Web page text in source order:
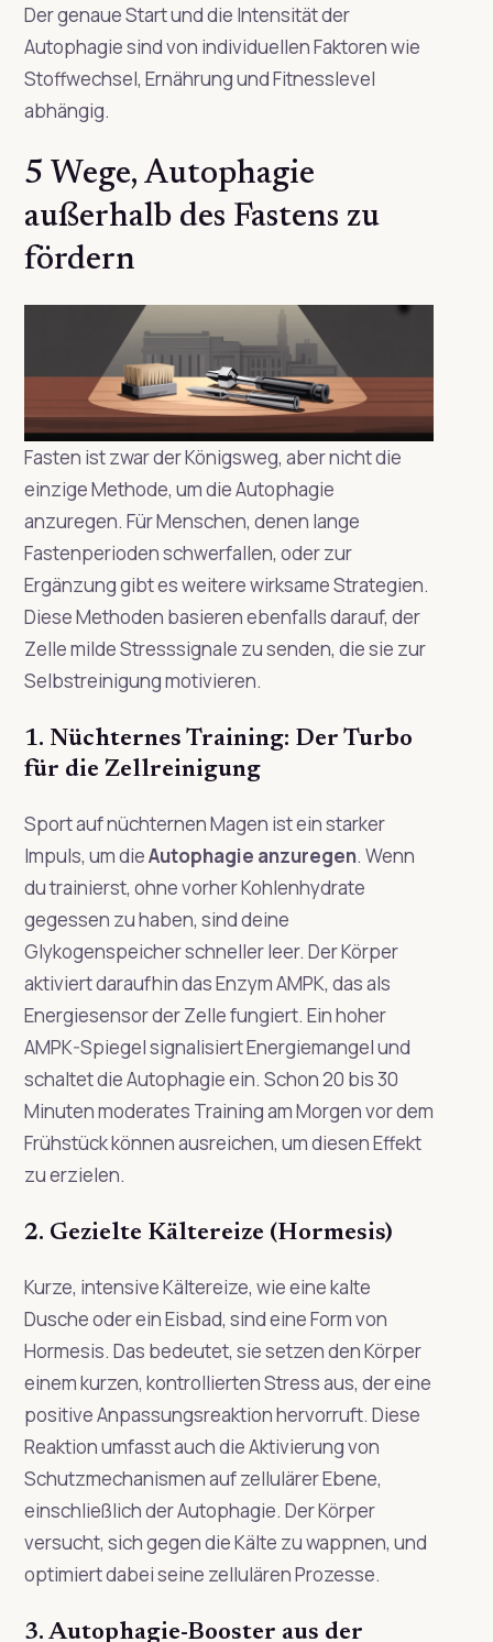
Der genaue Start und die Intensität der
Autophagie sind von individuellen Faktoren wie
Stoffwechsel, Ernährung und Fitnesslevel
abhängig.
5 Wege, Autophagie
außerhalb des Fastens zu
fördern
Fasten ist zwar der Königsweg, aber nicht die
einzige Methode, um die Autophagie
anzuregen. Für Menschen, denen lange
Fastenperioden schwerfallen, oder zur
Ergänzung gibt es weitere wirksame Strategien.
Diese Methoden basieren ebenfalls darauf, der
Zelle milde Stresssignale zu senden, die sie zur
Selbstreinigung motivieren.
1. Nüchternes Training: Der Turbo
für die Zellreinigung
Sport auf nüchternen Magen ist ein starker
Impuls, um dieAutophagie anzuregen. Wenn
du trainierst, ohne vorher Kohlenhydrate
gegessen zu haben, sind deine
Glykogenspeicher schneller leer. Der Körper
aktiviert daraufhin das Enzym AMPK, das als
Energiesensor der Zelle fungiert. Ein hoher
AMPK-Spiegel signalisiert Energiemangel und
schaltet die Autophagie ein. Schon 20 bis 30
Minuten moderates Training am Morgen vor dem
Frühstück können ausreichen, um diesen Effekt
zu erzielen.
2. Gezielte Kältereize (Hormesis)
Kurze, intensive Kältereize, wie eine kalte
Dusche oder ein Eisbad, sind eine Form von
Hormesis. Das bedeutet, sie setzen den Körper
einem kurzen, kontrollierten Stress aus, der eine
positive Anpassungsreaktion hervorruft. Diese
Reaktion umfasst auch die Aktivierung von
Schutzmechanismen auf zellulärer Ebene,
einschließlich der Autophagie. Der Körper
versucht, sich gegen die Kälte zu wappnen, und
optimiert dabei seine zellulären Prozesse.
3. Autophagie-Booster aus der